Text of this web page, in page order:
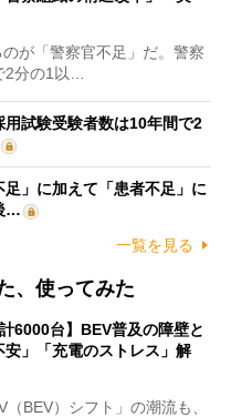
が「警察官不足」だ。警察
分の1以…
用試験受験者数は10年間で2
足」に加えて「患者不足」に
…
一覧を見る
、使ってみた
6000台】BEV普及の障壁と
」「充電のストレス」解
BEV）シフト」の潮流も、